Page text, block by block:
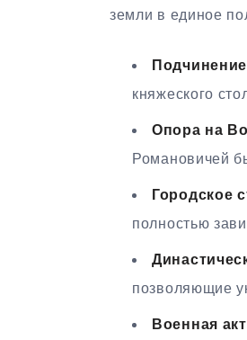
земли в единое
княжеского
Опора на
Романовичей
Городское
полностью
позволяющие
Военная